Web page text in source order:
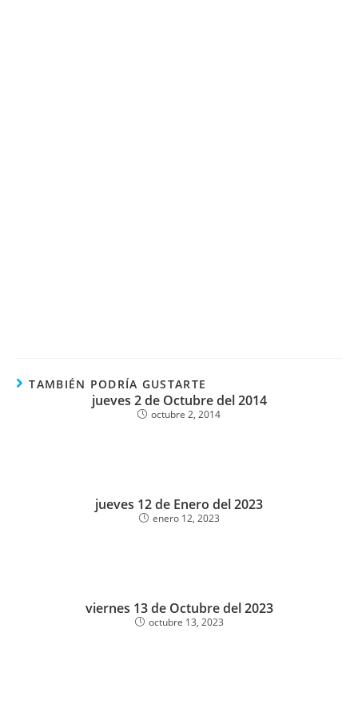
TAMBIÉN PODRÍA GUSTARTE
jueves 2 de Octubre del 2014
octubre 2, 2014
jueves 12 de Enero del 2023
enero 12, 2023
viernes 13 de Octubre del 2023
octubre 13, 2023